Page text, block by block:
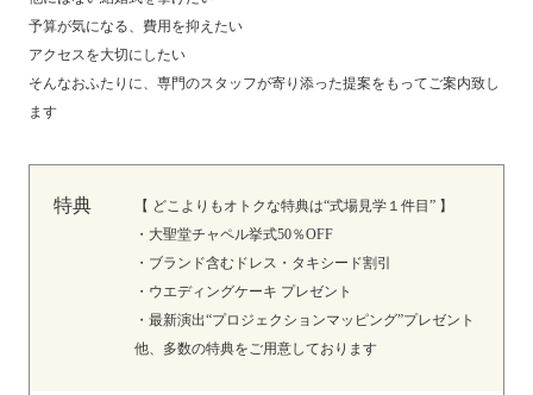
予算が気になる、費用を抑えたい
アクセスを大切にしたい
そんなおふたりに、専門のスタッフが寄り添った提案をもってご案内致し
ます
特典
【 どこよりもオトクな特典は“式場見学１件目” 】
・大聖堂チャペル挙式50％OFF
・ブランド含むドレス・タキシード割引
・ウエディングケーキ プレゼント
・最新演出“プロジェクションマッピング”プレゼント
他、多数の特典をご用意しております